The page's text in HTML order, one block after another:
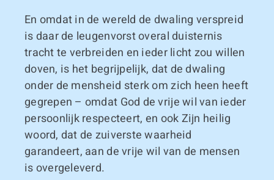
En omdat in de wereld de dwaling verspreid
is daar de leugenvorst overal duisternis
tracht te verbreiden en ieder licht zou willen
doven, is het begrijpelijk, dat de dwaling
onder de mensheid sterk om zich heen heeft
gegrepen – omdat God de vrije wil van ieder
persoonlijk respecteert, en ook Zijn heilig
woord, dat de zuiverste waarheid
garandeert, aan de vrije wil van de mensen
is overgeleverd.